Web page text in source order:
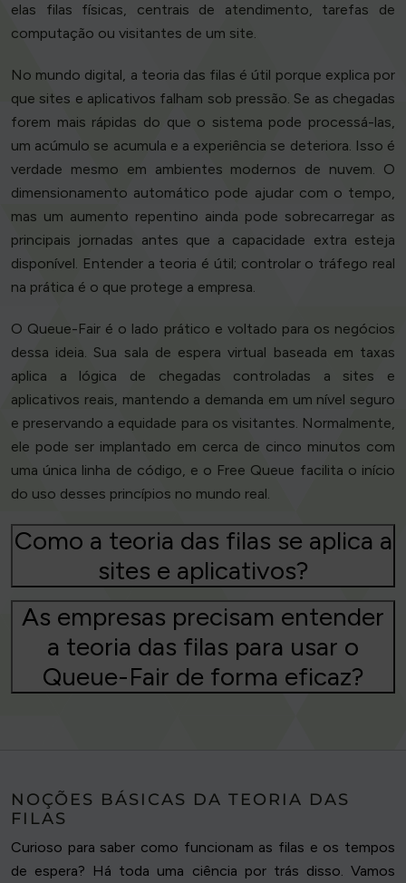
elas filas físicas, centrais de atendimento, tarefas de
computação ou visitantes de um site.
No mundo digital, a teoria das filas é útil porque explica por
que sites e aplicativos falham sob pressão. Se as chegadas
forem mais rápidas do que o sistema pode processá-las,
um acúmulo se acumula e a experiência se deteriora. Isso é
verdade mesmo em ambientes modernos de nuvem. O
dimensionamento automático pode ajudar com o tempo,
mas um aumento repentino ainda pode sobrecarregar as
principais jornadas antes que a capacidade extra esteja
disponível. Entender a teoria é útil; controlar o tráfego real
na prática é o que protege a empresa.
O Queue-Fair é o lado prático e voltado para os negócios
dessa ideia. Sua sala de espera virtual baseada em taxas
aplica a lógica de chegadas controladas a sites e
aplicativos reais, mantendo a demanda em um nível seguro
e preservando a equidade para os visitantes. Normalmente,
ele pode ser implantado em cerca de cinco minutos com
uma única linha de código, e o Free Queue facilita o início
do uso desses princípios no mundo real.
Como a teoria das filas se aplica a
sites e aplicativos?
As empresas precisam entender
a teoria das filas para usar o
Queue-Fair de forma eficaz?
NOÇÕES BÁSICAS DA TEORIA DAS
FILAS
Curioso para saber como funcionam as filas e os tempos
de espera? Há toda uma ciência por trás disso. Vamos